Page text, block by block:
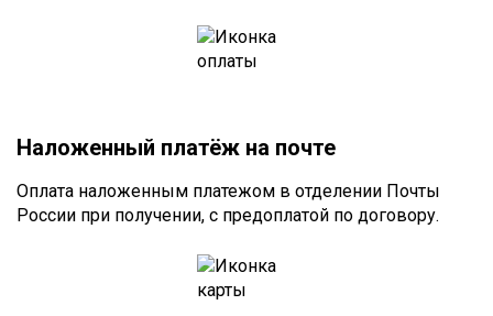
Наложенный платёж на почте
Оплата наложенным платежом в отделении Почты
России при получении, с предоплатой по договору.